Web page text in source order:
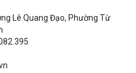
Lê Quang Đạo, Phường Từ